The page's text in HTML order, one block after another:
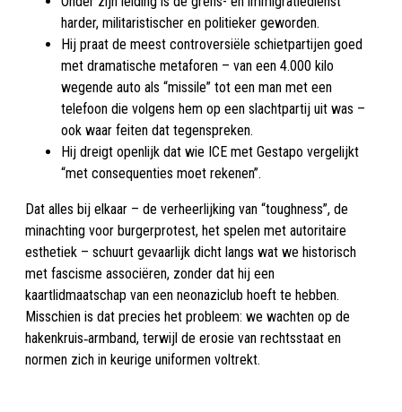
harder, militaristischer en politieker geworden.
Hij praat de meest controversiële schietpartijen goed
met dramatische metaforen – van een 4.000 kilo
wegende auto als “missile” tot een man met een
telefoon die volgens hem op een slachtpartij uit was –
ook waar feiten dat tegenspreken.​
Hij dreigt openlijk dat wie ICE met Gestapo vergelijkt
“met consequenties moet rekenen”.​
Dat alles bij elkaar – de verheerlijking van “toughness”, de
minachting voor burgerprotest, het spelen met autoritaire
esthetiek – schuurt gevaarlijk dicht langs wat we historisch
met fascisme associëren, zonder dat hij een
kaartlidmaatschap van een neonaziclub hoeft te hebben.
Misschien is dat precies het probleem: we wachten op de
hakenkruis‑armband, terwijl de erosie van rechtsstaat en
normen zich in keurige uniformen voltrekt.